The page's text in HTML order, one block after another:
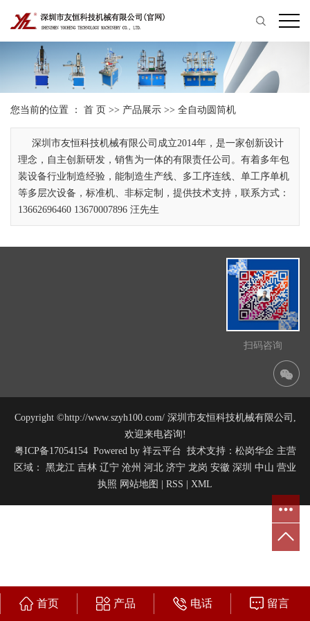
您当前的位置 ： 首 页 >> 产品展示 >> 全自动圆筒机
深圳市友恒科技机械有限公司成立2014年，是一家创新设计
理念，自主创新研发，销售为一体的有限责任公司。有着多年包
装设备行业制造经验，能制造生产线、多工序连线、单工序单机
等多层次设备，标准机、非标定制，提供技术支持，联系方式：
13662696460 13670007896 汪先生
扫码咨询
Copyright ©http://www.szyh100.com/ 深圳市友恒科技机械有限公司,
欢迎来电咨询!
粤ICP备17054154Powered by 祥云平台 技术支持： 松岗华企 主营
区域： 黑龙江 吉林 辽宁 沧州 河北 济宁 龙岗 安徽 深圳 中山 营业
执照 网站地图 RSS XML
首页 产品 电话 留言